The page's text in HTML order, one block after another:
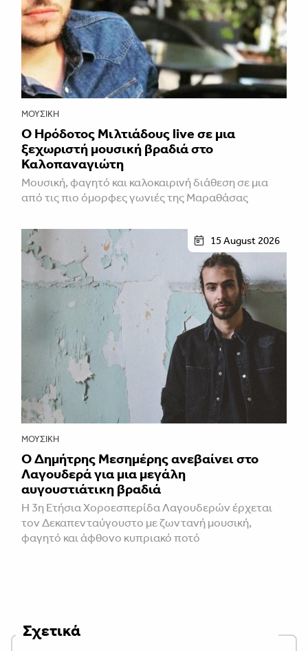
ΜΟΥΣΙΚΉ
Ο Ηρόδοτος Μιλτιάδους live σε μια
ξεχωριστή μουσική βραδιά στο
Καλοπαναγιώτη
Μουσική, φαγητό και καλοκαιρινή διάθεση σε μια
από τις πιο όμορφες γωνιές της Μαραθάσας
15 August 2026
ΜΟΥΣΙΚΉ
Ο Δημήτρης Μεσημέρης ανεβαίνει στο
Λαγουδερά για μια μεγάλη
αυγουστιάτικη βραδιά
Η 3η Ετήσια Χοροεσπερίδα Λαγουδερών έρχεται
τον Δεκαπενταύγουστο με ζωντανή μουσική,
φαγητό και άφθονο κυπριακό ποτό
Σχετικά